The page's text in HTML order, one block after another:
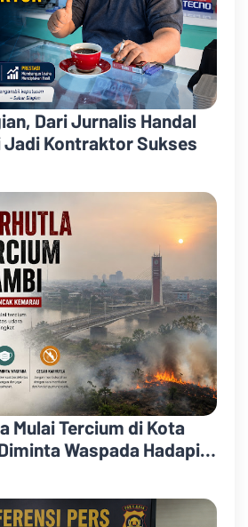
Dari Jurnalis Handal
Jadi Kontraktor Sukses
Mulai Tercium di Kota
Waspada Hadapi